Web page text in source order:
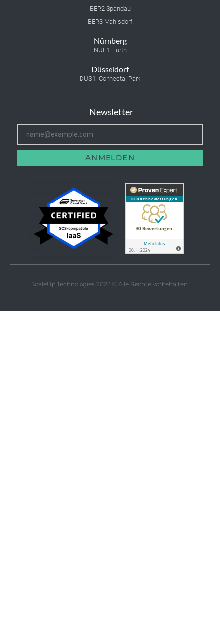
BER2 Spandau
BER3 Mahlsdorf
Nürnberg
NUE1 Fürth
Düsseldorf
DUS1 Connecta Park
Newsletter
ANMELDEN
ScaleUp Technologies 2023 © Alle Rechte vorbehalten.